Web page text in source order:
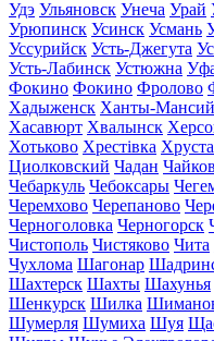
Удэ Ульяновск Унеча Урай
Урюпинск Усинск Усмань
Уссурийск Усть-Джегута
Усть-Лабинск Устюжна
Фокино Фокино Фролово
Хадыженск Ханты-
Хасавюрт Хвалынск
Хотьково Хрестівка
Циолковский Чадан
Чебаркуль Чебоксары
Черемхово Черепаново
Черноголовка Черногорск
Чистополь Чистяково Чита
Чухлома Шагонар
Шахтерск Шахты Шахунья
Шенкурск Шилка
Шумерля Шумиха Шуя